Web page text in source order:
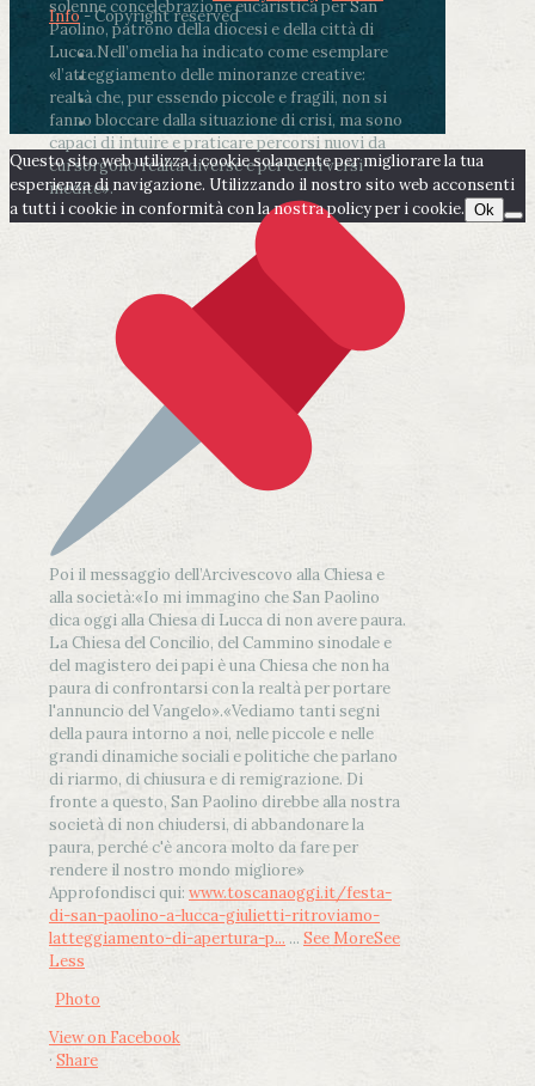
solenne concelebrazione eucaristica per San
Paolino, patrono della diocesi e della città di
Lucca.Nell’omelia ha indicato come esemplare
«l’atteggiamento delle minoranze creative:
realtà che, pur essendo piccole e fragili, non si
fanno bloccare dalla situazione di crisi, ma sono
capaci di intuire e praticare percorsi nuovi da
cui sorgono realtà diverse e per certi versi
inedite».
Poi il messaggio dell’Arcivescovo alla Chiesa e
alla società:«Io mi immagino che San Paolino
dica oggi alla Chiesa di Lucca di non avere paura.
La Chiesa del Concilio, del Cammino sinodale e
del magistero dei papi è una Chiesa che non ha
paura di confrontarsi con la realtà per portare
l'annuncio del Vangelo».«Vediamo tanti segni
della paura intorno a noi, nelle piccole e nelle
grandi dinamiche sociali e politiche che parlano
di riarmo, di chiusura e di remigrazione. Di
fronte a questo, San Paolino direbbe alla nostra
società di non chiudersi, di abbandonare la
paura, perché c'è ancora molto da fare per
rendere il nostro mondo migliore»
Approfondisci qui: www.toscanaoggi.it/festa-
di-san-paolino-a-lucca-giulietti-ritroviamo-
latteggiamento-di-apertura-p... ... See MoreSee
Less
Photo
View on Facebook
· Share
Info- Copyright reserved
Questo sito web utilizza i cookie solamente per migliorare la tua
esperienza di navigazione. Utilizzando il nostro sito web acconsenti
a tutti i cookie in conformità con la nostra policy per i cookie. Ok